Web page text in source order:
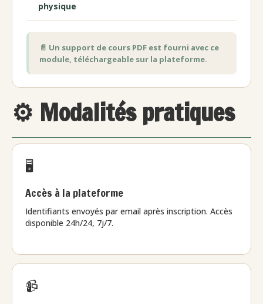
physique
📄 Un support de cours PDF est fourni avec ce
module, téléchargeable sur la plateforme.
⚙️ Modalités pratiques
🖥️
Accès à la plateforme
Identifiants envoyés par email après inscription. Accès
disponible 24h/24, 7j/7.
📹